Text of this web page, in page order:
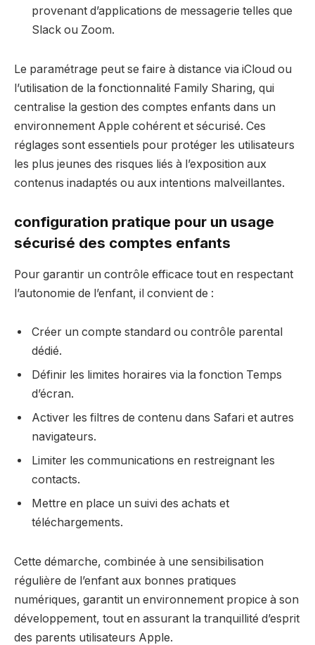
provenant d’applications de messagerie telles que
Slack ou Zoom.
Le paramétrage peut se faire à distance via iCloud ou
l’utilisation de la fonctionnalité Family Sharing, qui
centralise la gestion des comptes enfants dans un
environnement Apple cohérent et sécurisé. Ces
réglages sont essentiels pour protéger les utilisateurs
les plus jeunes des risques liés à l’exposition aux
contenus inadaptés ou aux intentions malveillantes.
configuration pratique pour un usage
sécurisé des comptes enfants
Pour garantir un contrôle efficace tout en respectant
l’autonomie de l’enfant, il convient de :
Créer un compte standard ou contrôle parental
dédié.
Définir les limites horaires via la fonction Temps
d’écran.
Activer les filtres de contenu dans Safari et autres
navigateurs.
Limiter les communications en restreignant les
contacts.
Mettre en place un suivi des achats et
téléchargements.
Cette démarche, combinée à une sensibilisation
régulière de l’enfant aux bonnes pratiques
numériques, garantit un environnement propice à son
développement, tout en assurant la tranquillité d’esprit
des parents utilisateurs Apple.